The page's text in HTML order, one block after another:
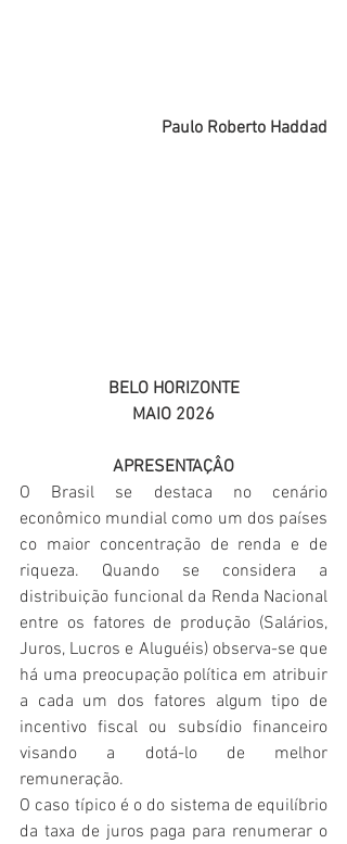
Paulo Roberto Haddad
BELO HORIZONTE
MAIO 2026
APRESENTAÇÂO
O Brasil se destaca no cenário
econômico mundial como um dos países
co maior concentração de renda e de
riqueza. Quando se considera a
distribuição funcional da Renda Nacional
entre os fatores de produção (Salários,
Juros, Lucros e Aluguéis) observa-se que
há uma preocupação política em atribuir
a cada um dos fatores algum tipo de
incentivo fiscal ou subsídio financeiro
visando a dotá-lo de melhor
remuneração.
O caso típico é o do sistema de equilíbrio
da taxa de juros paga para renumerar o